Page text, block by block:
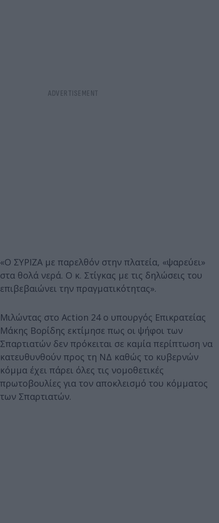
«Ο ΣΥΡΙΖΑ με παρελθόν στην πλατεία, «ψαρεύει»
στα θολά νερά. Ο κ. Στίγκας με τις δηλώσεις του
επιβεβαιώνει την πραγματικότητας».
Mιλώντας στο Action 24 ο υπουργός Επικρατείας
Μάκης Βορίδης εκτίμησε πως οι ψήφοι των
Σπαρτιατών δεν πρόκειται σε καμία περίπτωση να
κατευθυνθούν προς τη ΝΔ καθώς το κυβερνών
κόμμα έχει πάρει όλες τις νομοθετικές
πρωτοβουλίες για τον αποκλεισμό του κόμματος
των Σπαρτιατών.